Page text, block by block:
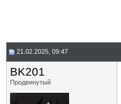
21.02.2025, 09:47
BK201
Продвинутый